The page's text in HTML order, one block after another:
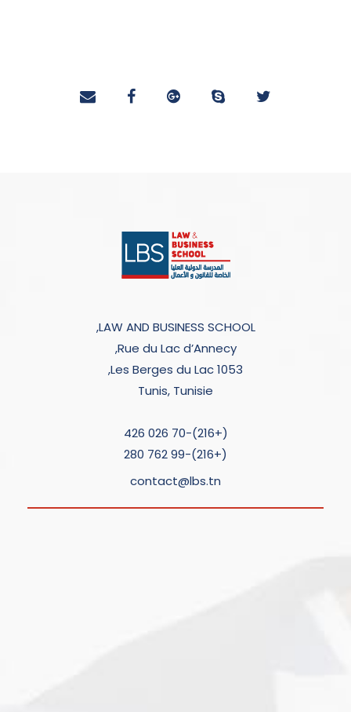
LAW AND BUSINESS SCHOOL,
Rue du Lac d’Annecy,
Les Berges du Lac 1053,
Tunis, Tunisie
(+216)-70 026 426
(+216)-99 762 280
contact@lbs.tn